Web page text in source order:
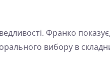
Франко
вибору в